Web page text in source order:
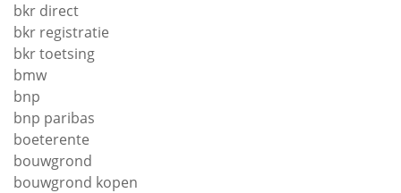
bkr direct
bkr registratie
bkr toetsing
bmw
bnp
bnp paribas
boeterente
bouwgrond
bouwgrond kopen